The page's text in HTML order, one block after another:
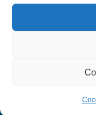
INICI
Copyright